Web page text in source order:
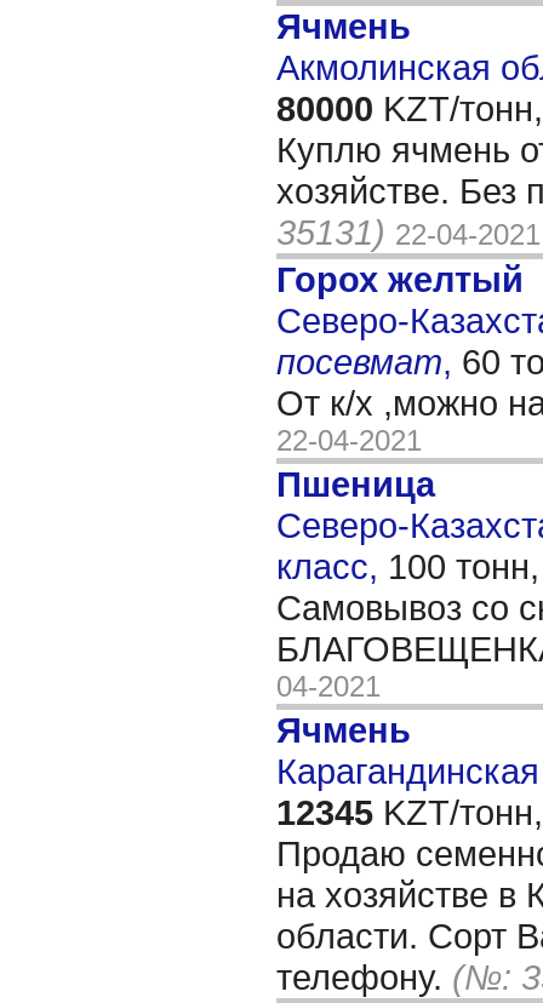
Ячмень
Акмолинская
80000 KZT/тонн,
Куплю ячмень
хозяйстве. Без
35131) 22-04-2021
Горох желтый
Северо-
посевмат, 60
От к/х ,можно
22-04-2021
Пшеница
Северо-
класс, 100
Самовывоз со
04-2021
Ячмень
12345 KZT/тонн,
Продаю
на хозяйстве в
области. Сорт
телефону. (№: